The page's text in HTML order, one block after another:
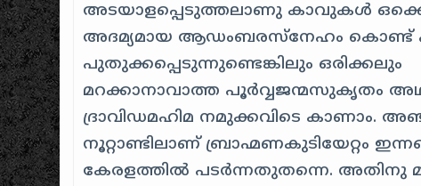
അടയാളപ്പെടുത്തലാണു കാവുകൾ
അദമ്യമായ ആഡംബരസ്നേഹം കൊണ്ട്
പുതുക്കപ്പെടുന്നുണ്ടെങ്കിലും ഒരിക്കലും
മറക്കാനാവാത്ത പൂർവ്വജന്മസുകൃതം
ദ്രാവിഡമഹിമ നമുക്കവിടെ കാണാം.
നൂറ്റാണ്ടിലാണ് ബ്രാഹ്മണകുടിയേറ്റം
കേരളത്തിൽ പടർന്നതുതന്നെ. അതിനു